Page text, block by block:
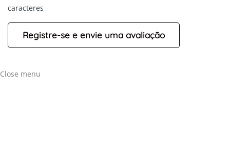
caracteres
Close menu